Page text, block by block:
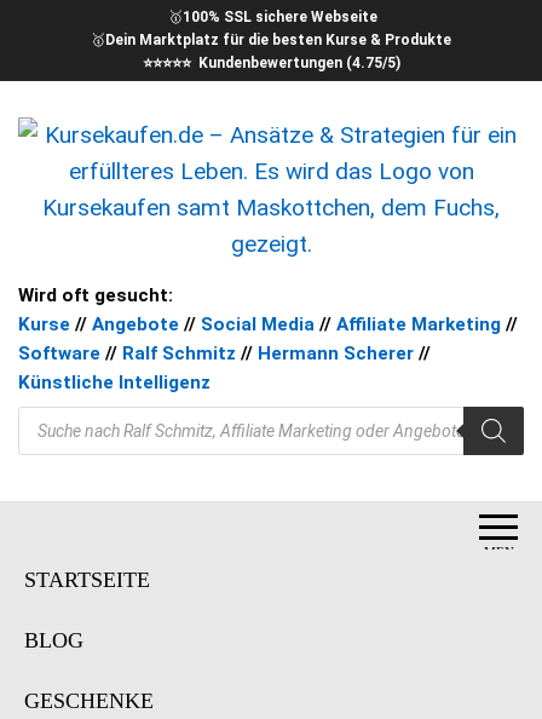
🥇100% SSL sichere Webseite
🥇 Dein Marktplatz für die besten Kurse & Produkte
⭐⭐⭐⭐⭐ Kundenbewertungen (4.75/5)
kursekaufen – Kurse für Dein
Ziel
erfüllteres Leben
Wird oft gesucht:
Kurse // Angebote // Social Media // Affiliate Marketing //
Software // Ralf Schmitz // Hermann Scherer //
Künstliche Intelligenz
Products search
MEN
STARTSEITE
BLOG
GESCHENKE